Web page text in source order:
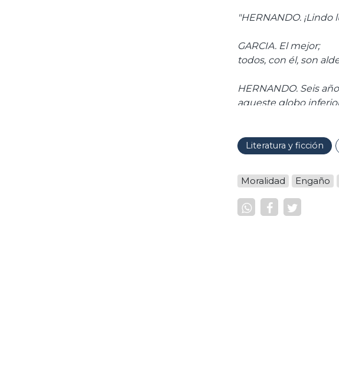
"HERNANDO. ¡Lindo
GARCIA. El mejor;
todos, con él, son
HERNANDO. Seis
aqueste globo
Literatura y ficción
Moralidad Engaño